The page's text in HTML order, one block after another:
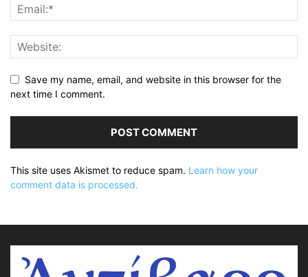
Save my name, email, and website in this browser for the
next time I comment.
This site uses Akismet to reduce spam. Learn how your
comment data is processed.